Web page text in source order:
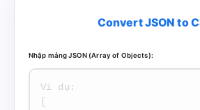
Convert JSON to
Nhập mảng JSON (Array of Objects):